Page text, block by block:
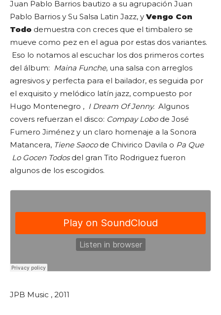
Juan Pablo Barrios bautizo a su agrupación Juan
Pablo Barrios y Su Salsa Latin Jazz, y Vengo Con
Todo demuestra con creces que el timbalero se
mueve como pez en el agua por estas dos variantes.
Eso lo notamos al escuchar los dos primeros cortes
del álbum: Maina Funche, una salsa con arreglos
agresivos y perfecta para el bailador, es seguida por
el exquisito y melódico latín jazz, compuesto por
Hugo Montenegro , I Dream Of Jenny. Algunos
covers refuerzan el disco: Compay Lobode José
Fumero Jiménez y un claro homenaje a la Sonora
Matancera, Tiene Saocode Chivirico Davila o Pa Que
Lo Gocen Todosdel gran Tito Rodriguez fueron
algunos de los escogidos.
JPB Music , 2011